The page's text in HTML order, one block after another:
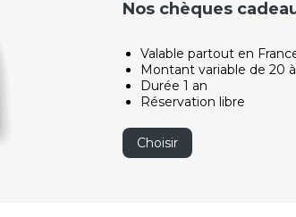
Nos chèques
Valable partout en
Montant variable de 20
Durée 1 an
Réservation libre
Choisir